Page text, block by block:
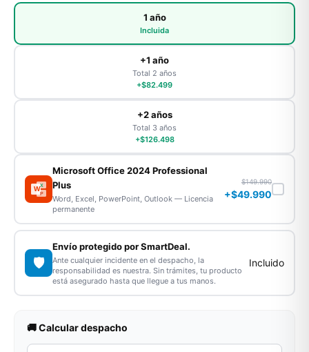
1 año
Incluida
+1 año
Total 2 años
+$82.499
+2 años
Total 3 años
+$126.498
WX
P
Microsoft Office 2024 Professional
Plus
Word, Excel, PowerPoint, Outlook — Licencia
permanente
$149.990
+$49.990
🛡️
Envío protegido por SmartDeal.
Ante cualquier incidente en el despacho, la
responsabilidad es nuestra. Sin trámites, tu producto
está asegurado hasta que llegue a tus manos.
Incluido
🚚 Calcular despacho